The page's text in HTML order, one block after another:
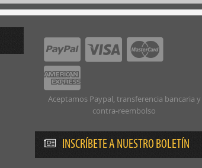
Aceptamos Paypal, transferencia bancaria y
contra-reembolso
INSCRÍBETE A NUESTRO BOLETÍN